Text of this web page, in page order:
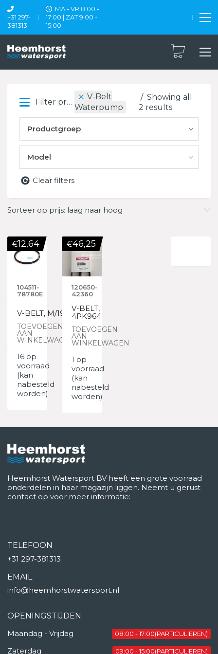
+31 297-
381313
MA - VR 8:00 -
17:00 | ZAT 9:00 -
15:00
Filter products
V-Belt
Waterpump
Showing all
2 results
Productgroep
Model
Clear filters
Sorteer op prijs: laag naar hoog
104511-
78780E
V-BELT, M/19
TOEVOEGEN
AAN
WINKELWAGEN
€12,64
16 op
voorraad
(kan
nabesteld
worden)
120650-
42360
V-BELT,
4PK964
TOEVOEGEN
AAN
WINKELWAGEN
€46,25
1 op
voorraad
(kan
nabesteld
worden)
Heemhorst Watersport BV heeft een grote voorraad
onderdelen in haar magazijn liggen. Neemt u gerust
contact op voor meer informatie:
TELEFOON
+31 297-381313
EMAIL
info@heemhorstwatersport.nl
OPENINGSTIJDEN
Maandag - Vrijdag
08:00 - 17:00(PARTICULIEREN)
Zaterdag 09:00 - 15:00(PARTICULIEREN)